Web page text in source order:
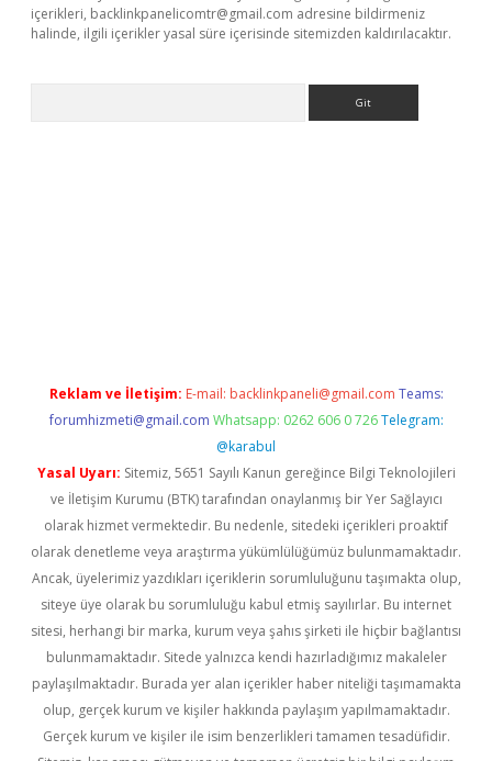
içerikleri, backlinkpanelicomtr@gmail.com adresine bildirmeniz
halinde, ilgili içerikler yasal süre içerisinde sitemizden kaldırılacaktır.
Reklam ve İletişim: E-mail: backlinkpaneli@gmail.com Teams:
forumhizmeti@gmail.com Whatsapp: 0262 606 0 726 Telegram:
@karabul
Yasal Uyarı: Sitemiz, 5651 Sayılı Kanun gereğince Bilgi Teknolojileri
ve İletişim Kurumu (BTK) tarafından onaylanmış bir Yer Sağlayıcı
olarak hizmet vermektedir. Bu nedenle, sitedeki içerikleri proaktif
olarak denetleme veya araştırma yükümlülüğümüz bulunmamaktadır.
Ancak, üyelerimiz yazdıkları içeriklerin sorumluluğunu taşımakta olup,
siteye üye olarak bu sorumluluğu kabul etmiş sayılırlar. Bu internet
sitesi, herhangi bir marka, kurum veya şahıs şirketi ile hiçbir bağlantısı
bulunmamaktadır. Sitede yalnızca kendi hazırladığımız makaleler
paylaşılmaktadır. Burada yer alan içerikler haber niteliği taşımamakta
olup, gerçek kurum ve kişiler hakkında paylaşım yapılmamaktadır.
Gerçek kurum ve kişiler ile isim benzerlikleri tamamen tesadüfidir.